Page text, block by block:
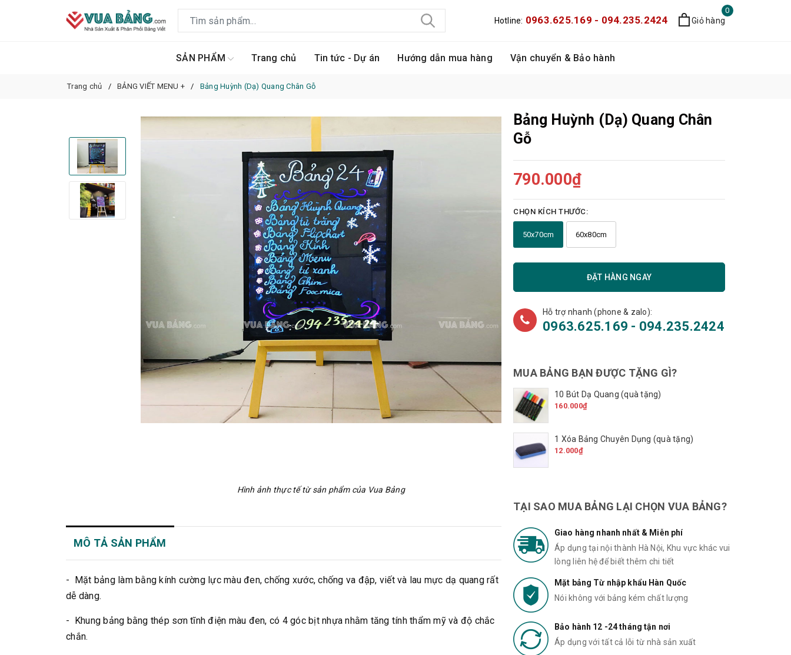
Hotline: 0963.625.169 - 094.235.2424
0
Giỏ hàng
SẢN PHẨM Trang chủ Tin tức - Dự án Hướng dẫn mua hàng Vận chuyển & Bảo hành
Trang chủ BẢNG VIẾT MENU + Bảng Huỳnh (Dạ) Quang Chân Gỗ
Hình ảnh thực tế từ sản phẩm của Vua Bảng
Bảng Huỳnh (Dạ) Quang Chân
Gỗ
790.000₫
CHỌN KÍCH THƯỚC:
50x70cm 60x80cm
ĐẶT HÀNG NGAY
Hỗ trợ nhanh (phone & zalo):
0963.625.169 - 094.235.2424
MUA BẢNG BẠN ĐƯỢC TẶNG GÌ?
10 Bút Dạ Quang (quà tặng)
160.000₫
1 Xóa Bảng Chuyên Dụng (quà tặng)
12.000₫
TẠI SAO MUA BẢNG LẠI CHỌN VUA BẢNG?
Giao hàng nhanh nhất & Miễn phí
Áp dụng tại nội thành Hà Nội, Khu vực khác vui
lòng liên hệ để biết thêm chi tiết
Mặt bảng Từ nhập khẩu Hàn Quốc
Nói không với bảng kém chất lượng
Bảo hành 12 -24 tháng tận nơi
Áp dụng với tất cả lỗi từ nhà sản xuất
MÔ TẢ SẢN PHẨM
- Mặt bảng làm bằng kính cường lực màu đen, chống xước, chống va đập, viết và lau mực dạ quang rất
dễ dàng.
- Khung bảng bằng thép sơn tĩnh điện màu đen, có 4 góc bịt nhựa nhằm tăng tính thẩm mỹ và độ chắc
chắn.